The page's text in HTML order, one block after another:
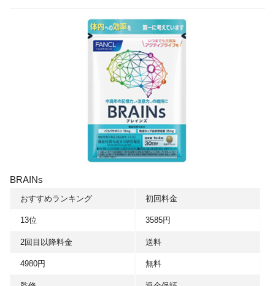
BRAINs
おすすめランキング
13位
初回料金
3585円
2回目以降料金
4980円
送料
無料